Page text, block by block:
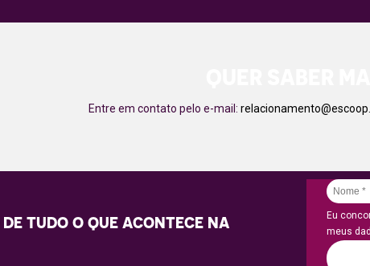
Entre em contato pelo e-mail:
TUDO O QUE ACONTECE NA
Eu
meus